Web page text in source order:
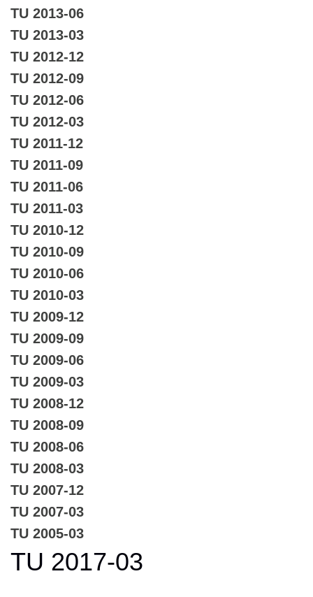
TU 2013-06
TU 2013-03
TU 2012-12
TU 2012-09
TU 2012-06
TU 2012-03
TU 2011-12
TU 2011-09
TU 2011-06
TU 2011-03
TU 2010-12
TU 2010-09
TU 2010-06
TU 2010-03
TU 2009-12
TU 2009-09
TU 2009-06
TU 2009-03
TU 2008-12
TU 2008-09
TU 2008-06
TU 2008-03
TU 2007-12
TU 2007-03
TU 2005-03
TU 2017-03